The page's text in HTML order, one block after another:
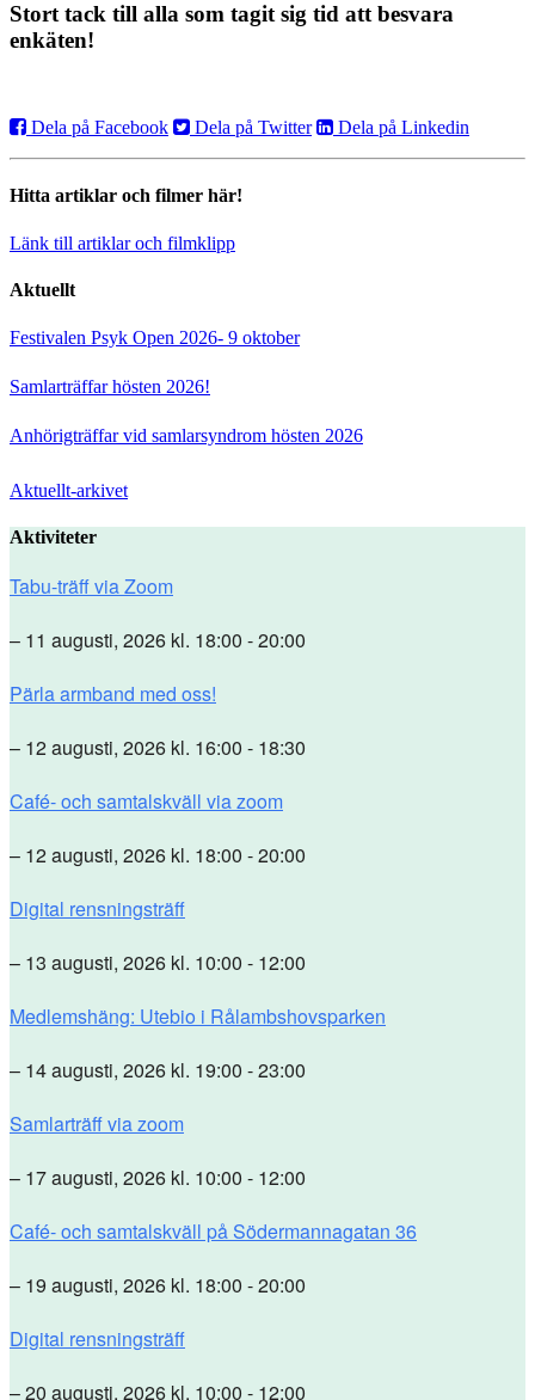
Stort tack till alla som tagit sig tid att besvara
enkäten!
Dela på Facebook Dela på Twitter Dela på Linkedin
Hitta artiklar och filmer här!
Länk till artiklar och filmklipp
Aktuellt
Festivalen Psyk Open 2026- 9 oktober
Samlarträffar hösten 2026!
Anhörigträffar vid samlarsyndrom hösten 2026
Aktuellt-arkivet
Aktiviteter
Tabu-träff via Zoom
– 11 augusti, 2026 kl. 18:00 - 20:00
Pärla armband med oss!
– 12 augusti, 2026 kl. 16:00 - 18:30
Café- och samtalskväll via zoom
– 12 augusti, 2026 kl. 18:00 - 20:00
Digital rensningsträff
– 13 augusti, 2026 kl. 10:00 - 12:00
Medlemshäng: Utebio i Rålambshovsparken
– 14 augusti, 2026 kl. 19:00 - 23:00
Samlarträff via zoom
– 17 augusti, 2026 kl. 10:00 - 12:00
Café- och samtalskväll på Södermannagatan 36
– 19 augusti, 2026 kl. 18:00 - 20:00
Digital rensningsträff
– 20 augusti, 2026 kl. 10:00 - 12:00